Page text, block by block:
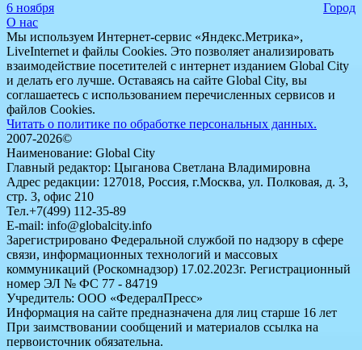
6 ноября
Город
О нас
Мы используем Интернет-сервис «Яндекс.Метрика»,
LiveInternet и файлы Cookies. Это позволяет анализировать
взаимодействие посетителей с интернет изданием Global City
и делать его лучше. Оставаясь на сайте Global City, вы
соглашаетесь с использованием перечисленных сервисов и
файлов Cookies.
Читать о политике по обработке персональных данных.
2007-2026©
Наименование: Global City
Главный редактор: Цыганова Светлана Владимировна
Адрес редакции: 127018, Россия, г.Москва, ул. Полковая, д. 3,
стр. 3, офис 210
Тел.+7(499) 112-35-89
E-mail: info@globalcity.info
Зарегистрировано Федеральной службой по надзору в сфере
связи, информационных технологий и массовых
коммуникаций (Роскомнадзор) 17.02.2023г. Регистрационный
номер ЭЛ № ФС 77 - 84719
Учредитель: ООО «ФедералПресс»
Информация на сайте предназначена для лиц старше 16 лет
При заимствовании сообщений и материалов ссылка на
первоисточник обязательна.